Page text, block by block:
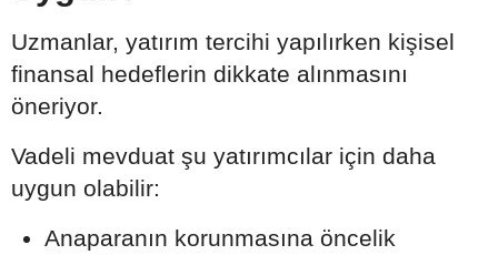
Uzmanlar, yatırım tercihi yapılırken kişisel
finansal hedeflerin dikkate alınmasını
öneriyor.
Vadeli mevduat şu yatırımcılar için daha
uygun olabilir:
Anaparanın korunmasına öncelik